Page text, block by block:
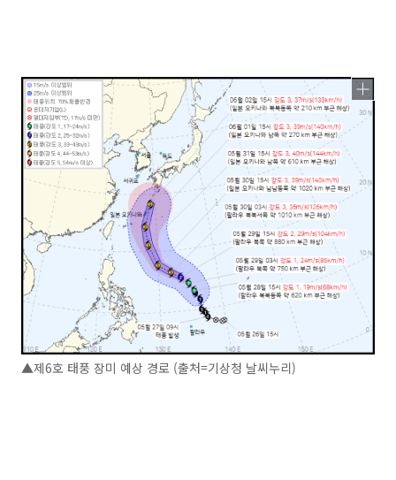
▲제6호 태풍 장미 예상 경로 (출처=기상청 날씨누리)